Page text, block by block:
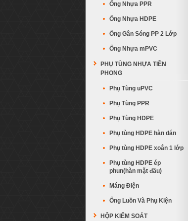
Ống Nhựa PPR
Ống Nhựa HDPE
Ống Gân Sóng PP 2 Lớp
Ống Nhựa mPVC
PHỤ TÙNG NHỰA TIỀN
PHONG
Phụ Tùng uPVC
Phụ Tùng PPR
Phụ Tùng HDPE
Phụ tùng HDPE hàn dán
Phụ tùng HDPE xoắn 1 lớp
Phụ tùng HDPE ép
phun(hàn mặt đầu)
Máng Điện
Ống Luồn Và Phụ Kiện
HỘP KIỂM SOÁT